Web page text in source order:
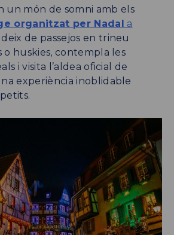
un món de somni amb els
organitzat per Nadal
a
de passejos en trineu
o huskies, contempla les
i visita l’aldea oficial de
experiència inoblidable